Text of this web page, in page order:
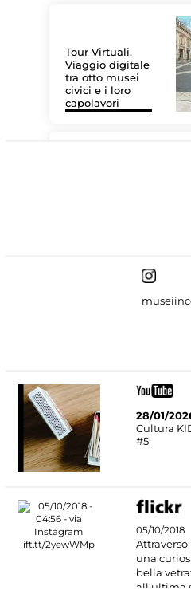
Tour Virtuali.
Viaggio digitale
tra otto musei
civici e i loro
capolavori
28/01/
Cultura
#5
05/10/2018
una
bella
all'ultima